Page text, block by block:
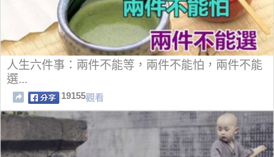
人生六件事：兩件不能等，兩件不能怕，兩件不能
選...
19155觀看